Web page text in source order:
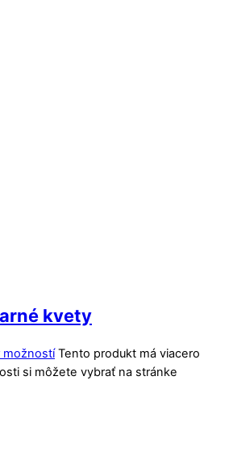
kvety
možností Tento produkt má viacero
si môžete vybrať na stránke